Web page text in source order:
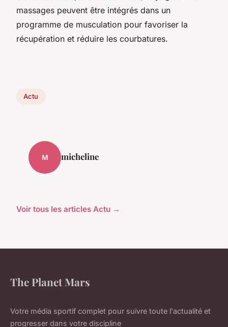
massages peuvent être intégrés dans un
programme de musculation pour favoriser la
récupération et réduire les courbatures.
Actu
M micheline
Voir tous les articles Actu →
The Planet Mars
Votre média sportif complet pour suivre toute l'actualité et
progresser dans votre discipline